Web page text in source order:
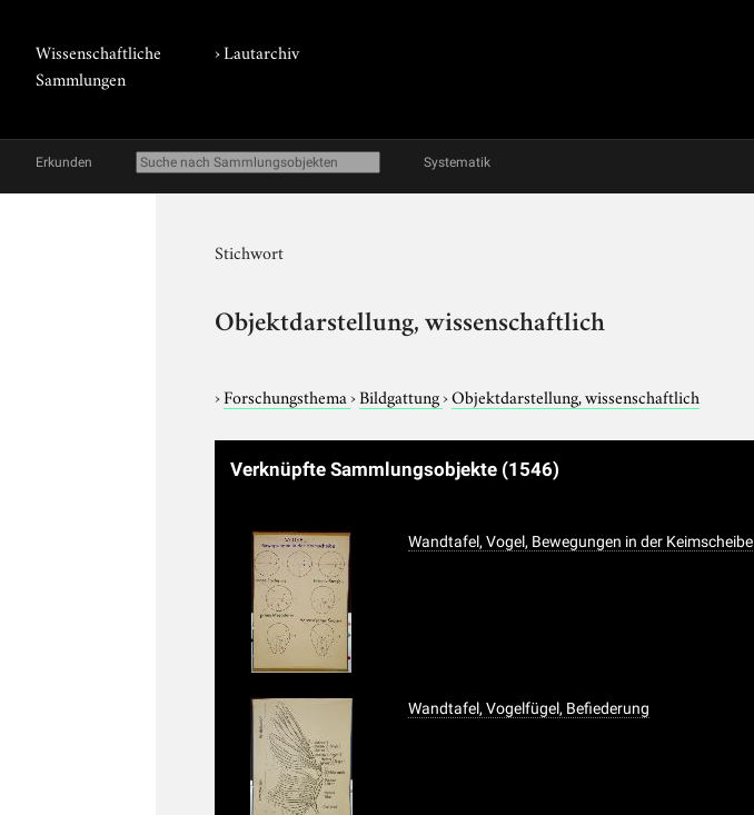
Wissenschaftliche
Sammlungen
›Lautarchiv
Erkunden Systematik
Stichwort
Objektdarstellung, wissenschaftlich
›Forschungsthema›Bildgattung›Objektdarstellung, wissenschaftlich
Verknüpfte Sammlungsobjekte (1546)
Wandtafel, Vogel, Bewegungen in der Keimscheibe
Wandtafel, Vogelfügel, Befiederung